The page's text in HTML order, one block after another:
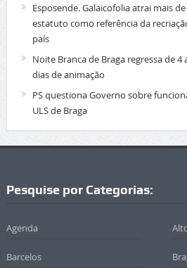
Esposende. Galaicofolia atrai mais
estatuto como referência da
país
Noite Branca de Braga regressa de
dias de animação
PS questiona Governo sobre
ULS de Braga
Pesquise por Categorias:
Agenda
Barcelos